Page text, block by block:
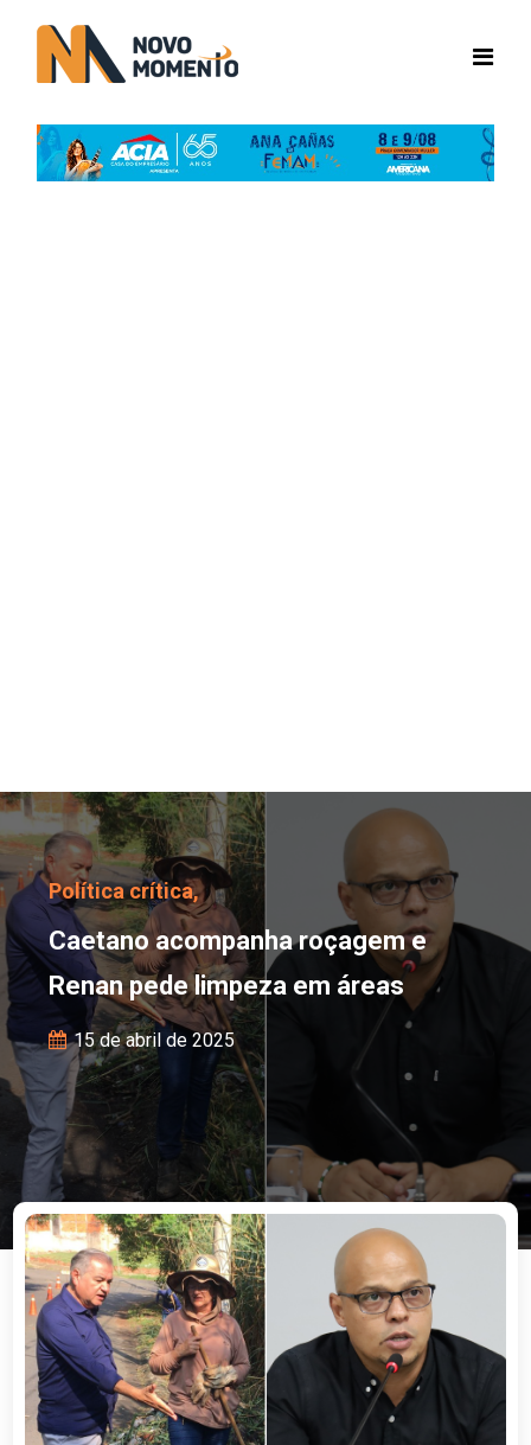
Caetano acompanha
Política crítica,
Caetano acompanha roçagem e
Renan pede limpeza em áreas
15 de abril de 2025